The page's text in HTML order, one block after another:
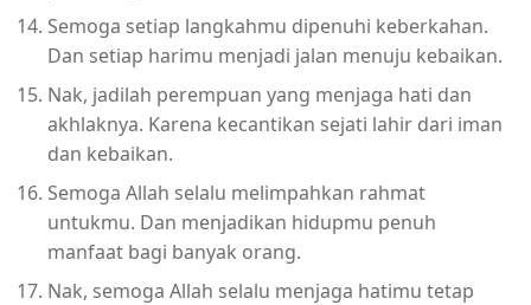
Semoga setiap langkahmu dipenuhi keberkahan.
Dan setiap harimu menjadi jalan menuju kebaikan.
Nak, jadilah perempuan yang menjaga hati dan
akhlaknya. Karena kecantikan sejati lahir dari iman
dan kebaikan.
Semoga Allah selalu melimpahkan rahmat
untukmu. Dan menjadikan hidupmu penuh
manfaat bagi banyak orang.
Nak, semoga Allah selalu menjaga hatimu tetap